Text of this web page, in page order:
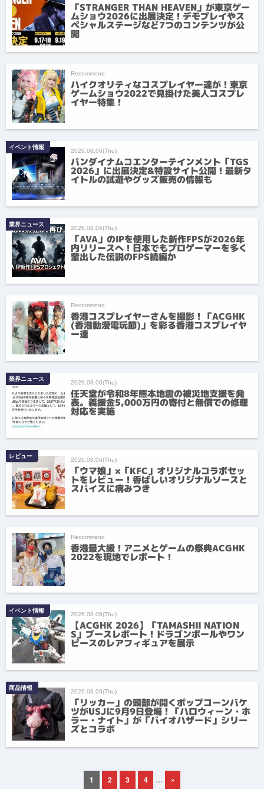
「STRANGER THAN HEAVEN」が東京ゲー
ムショウ2026に出展決定！デモプレイやス
ペシャルステージなど7つのコンテンツが公
開
Recommend
ハイクオリティなコスプレイヤー達が！東京
ゲームショウ2022で見掛けた美人コスプレ
イヤー特集！
イベント情報 2026.08.06(Thu)
バンダイナムコエンターテインメント「TGS
2026」に出展決定&特設サイト公開！最新タ
イトルの試遊やグッズ販売の情報も
業界ニュース 2026.08.06(Thu)
「AVA」のIPを使用した新作FPSが2026年
内リリースへ！日本でもプロゲーマーを多く
輩出した伝説のFPS続編か
Recommend
香港コスプレイヤーさんを撮影！「ACGHK
(香港動漫電玩節)」を彩る香港コスプレイヤ
ー達
業界ニュース 2026.08.06(Thu)
任天堂が令和8年熊本地震の被災地支援を発
表。義援金5,000万円の寄付と無償での修理
対応を実施
レビュー 2026.08.06(Thu)
「ウマ娘」×「KFC」オリジナルコラボセッ
トをレビュー！香ばしいオリジナルソースと
スパイスに病みつき
Recommend
香港最大級！アニメとゲームの祭典ACGHK
2022を現地でレポート！
イベント情報 2026.08.06(Thu)
【ACGHK 2026】「TAMASHII NATION
S」ブースレポート！ドラゴンボールやワン
ピースのレアフィギュアを展示
商品情報 2026.08.06(Thu)
「リッカー」の頭部が開くポップコーンバケ
ツがUSJに9月9日登場！「ハロウィーン・ホ
ラー・ナイト」が「バイオハザード」シリー
ズとコラボ
1 2 3 4 … »